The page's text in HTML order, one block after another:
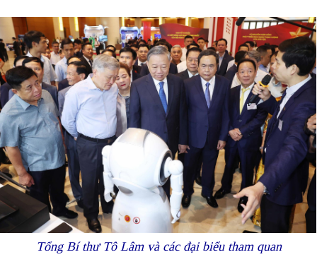
Tổng Bí thư Tô Lâm và các đại biểu tham quan